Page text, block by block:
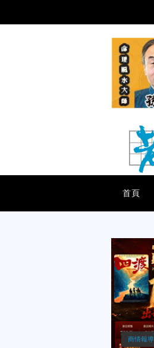
首頁
商情報導